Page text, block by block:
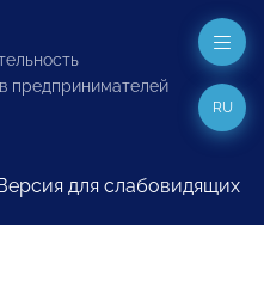
предпринимателей
для слабовидящих
RU